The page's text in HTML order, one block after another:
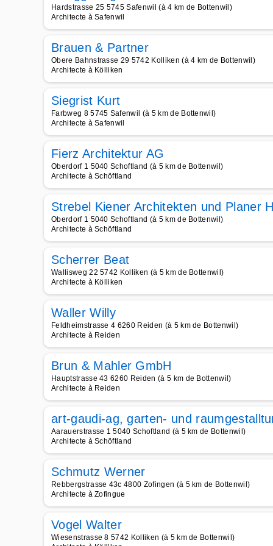
Hardstrasse 25 5745 Safenwil (à 4 km de Bottenwil)
Architecte à Safenwil
Brauen & Partner
Obere Bahnstrasse 29 5742 Kolliken (à 4 km de Bottenwil)
Architecte à Kölliken
Siegrist Kurt
Farbweg 8 5745 Safenwil (à 5 km de Bottenwil)
Architecte à Safenwil
Fierz Architektur AG
Oberdorf 1 5040 Schoftland (à 5 km de Bottenwil)
Architecte à Schöftland
Strebel Kiener Architekten und Planer
Oberdorf 1 5040 Schoftland (à 5 km de Bottenwil)
Architecte à Schöftland
Scherrer Beat
Wallisweg 22 5742 Kolliken (à 5 km de Bottenwil)
Architecte à Kölliken
Waller Willy
Feldheimstrasse 4 6260 Reiden (à 5 km de Bottenwil)
Architecte à Reiden
Brun & Mahler GmbH
Hauptstrasse 43 6260 Reiden (à 5 km de Bottenwil)
Architecte à Reiden
art-gaudi-ag, garten- und
Aarauerstrasse 1 5040 Schoftland (à 5 km de Bottenwil)
Architecte à Schöftland
Schmutz Werner
Rebbergstrasse 43c 4800 Zofingen (à 5 km de Bottenwil)
Architecte à Zofingue
Vogel Walter
Wiesenstrasse 8 5742 Kolliken (à 5 km de Bottenwil)